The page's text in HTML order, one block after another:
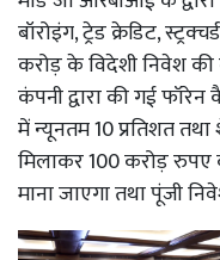
बॉरोइंग, ट्रेड क्रेडिट,
करोड़ के विदेशी निवेश
कंपनी द्वारा की गई
में न्यूनतम 10 प्रतिशत
मिलाकर 100 करोड़ रुपए
माना जाएगा तथा पूंजी